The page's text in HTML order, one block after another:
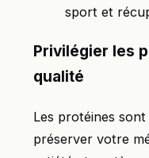
sport et
Privilégier les
qualité
Les protéines
préserver votre